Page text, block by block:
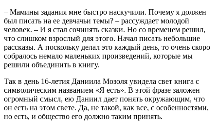
– Мамины задания мне быстро наскучили. Почему я должен
был писать на ее девчачьи темы? – рассуждает молодой
человек. – И я стал сочинять сказки. Но со временем решил,
что слишком взрослый для этого. Начал писать небольшие
рассказы. А поскольку делал это каждый день, то очень скоро
собралось немало маленьких произведений, которые мы
решили объединить в книгу.
Так в день 16-летия Даниила Мозоля увидела свет книга с
символическим названием «Я есть». В этой фразе заложен
огромный смысл, ею Даниил дает понять окружающим, что
он есть на этом свете. Да, не такой, как все, с особенностями,
но есть, и общество его должно таким принять.